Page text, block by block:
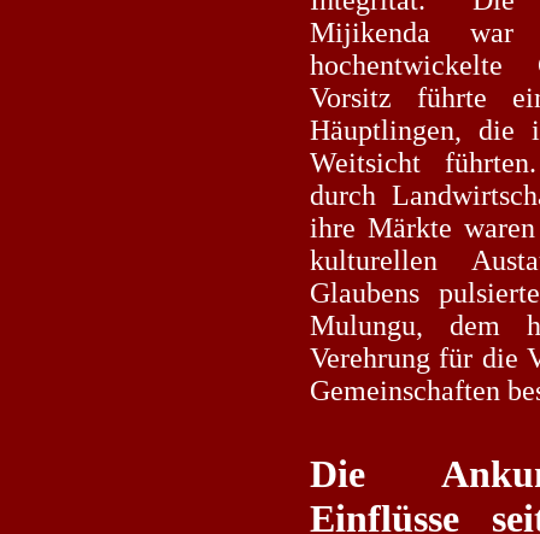
Mijikenda
hochentwickelte
Vorsitz führte
Häuptlingen, die
Weitsicht
durch
ihre Märkte
kulturellen
Glaubens
Mulungu, dem
Verehrung für die
Gemeinschaften
Die
Einflüsse